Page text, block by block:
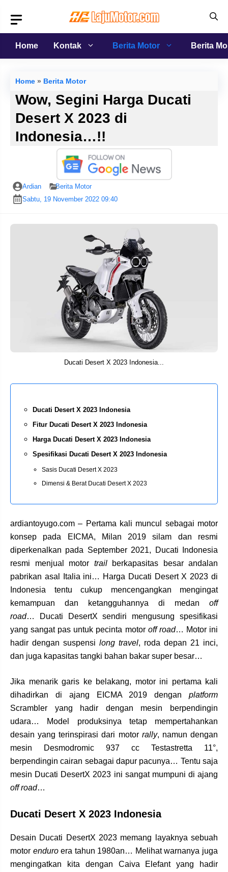
isi
Home
Kontak Berita Motor Berita
Home » Berita Motor
Wow, Segini Harga Ducati
Desert X 2023 di
Indonesia…!!
Ardian
Berita Motor
Sabtu, 19 November 2022 09:40
Ducati Desert X 2023 Indonesia...
Ducati Desert X 2023 Indonesia
Fitur Ducati Desert X 2023 Indonesia
Harga Ducati Desert X 2023 Indonesia
Spesifikasi Ducati Desert X 2023 Indonesia
Sasis Ducati Desert X 2023
Dimensi & Berat Ducati Desert X 2023
ardiantoyugo.com – Pertama kali muncul sebagai motor
konsep pada EICMA, Milan 2019 silam dan resmi
diperkenalkan pada September 2021, Ducati Indonesia
resmi menjual motor trailberkapasitas besar andalan
pabrikan asal Italia ini… Harga Ducati Desert X 2023 di
Indonesia tentu cukup mencengangkan mengingat
kemampuan dan ketangguhannya di medan off
road… Ducati DesertX sendiri mengusung spesifikasi
yang sangat pas untuk pecinta motor off road… Motor ini
hadir dengan suspensi long travel, roda depan 21 inci,
dan juga kapasitas tangki bahan bakar super besar…
Jika menarik garis ke belakang, motor ini pertama kali
dihadirkan di ajang EICMA 2019 dengan platform
Scrambler yang hadir dengan mesin berpendingin
udara… Model produksinya tetap mempertahankan
desain yang terinspirasi dari motor rally, namun dengan
mesin Desmodromic 937 cc Testastretta 11°,
berpendingin cairan sebagai dapur pacunya… Tentu saja
mesin Ducati DesertX 2023 ini sangat mumpuni di ajang
off road…
Ducati Desert X 2023 Indonesia
Desain Ducati DesertX 2023 memang layaknya sebuah
motor enduroera tahun 1980an… Melihat warnanya juga
mengingatkan kita dengan Caiva Elefant yang hadir